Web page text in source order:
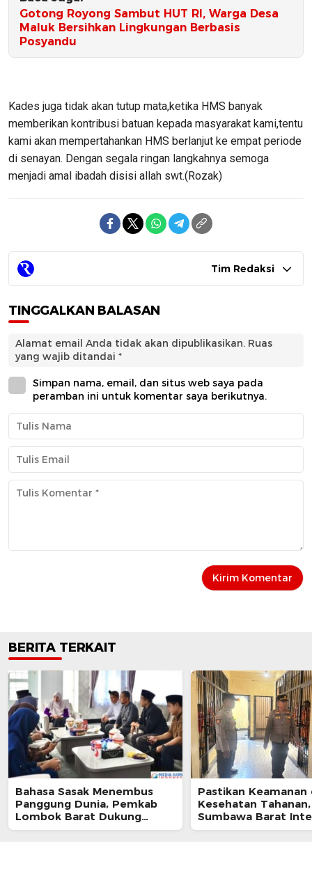
Gotong Royong Sambut HUT RI, Warga Desa
Maluk Bersihkan Lingkungan Berbasis
Posyandu
Kades juga tidak akan tutup mata,ketika HMS banyak
memberikan kontribusi batuan kepada masyarakat kami,tentu
kami akan mempertahankan HMS berlanjut ke empat periode
di senayan. Dengan segala ringan langkahnya semoga
menjadi amal ibadah disisi allah swt.(Rozak)
Tim Redaksi
TINGGALKAN BALASAN
Alamat email Anda tidak akan dipublikasikan. Ruas
yang wajib ditandai *
Simpan nama, email, dan situs web saya pada
peramban ini untuk komentar saya berikutnya.
BERITA TERKAIT
Bahasa Sasak Menembus
Panggung Dunia, Pemkab
Lombok Barat Dukung
Kongres Internasional
Pastikan Keamanan
Kesehatan
Sumbawa Barat
Pengecekan Rutan